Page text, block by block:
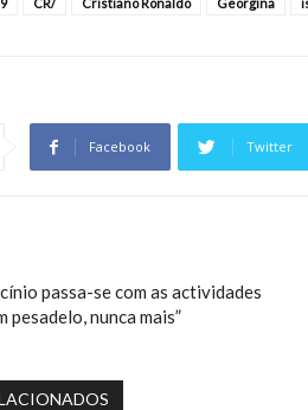
Facebook Twitter
passa-se com as actividades
pesadelo, nunca mais”